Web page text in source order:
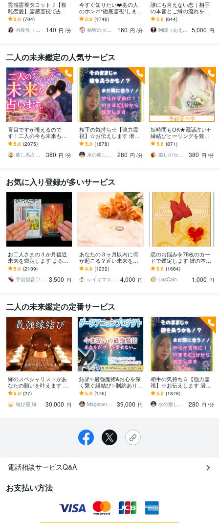
霊感霊視タロット☽【複
雑恋愛】霊感霊視で占い
ます 【浮気・三角関係】
複雑な恋愛の悩みを解決
に導く霊感タロット
5.0 (704)
月夜見（つくよみ）☾霊感タロット占い師
140 円 /分
今すぐ知りたい❤️あの人
のホンネ*徹底霊視*します
どんなに届かない想い
も、まるごと受け止めて
読み解く占い✨
5.0 (1746)
秘密のタロット♡ひより
160 円 /分
誰にも言えない恋｜相手
の本音とご縁の流れを視
ます 総販売数2,000件以上
｜誰にも言えない気持ち
に寄り添います
5.0 (644)
阿閻（あえん）
5,000 円
二人の未来鑑定の人気サービス
盲目ですが視えるので
す！二人の今も未来もひ
らきます 二人の行き着く
先を視たうえで一番幸せ
なご縁の結び方へ導きま
5.0 (2075)
癒し系占い師 まるタロー
380 円 /分
相手の気持ち☆【強力霊
視】☆お伝えします 潜在
意識・魂の声を読み解き
お相手の本音を明かしま
す
5.0 (1878)
水の癒し手 魂の救済 Aqua Ray
280 円 /分
予約受付中
短時間もOK★電話占い➕
縁結びヒーリングを致し
ます 霊感☆タロット☆占
星術☆縁結びヒーリング
の嬉しいセット♡
5.0 (871)
癒しのセラピーサロン☪️セレイ
380 円 /分
お気に入り登録が多いサービス
お二人さまの３か月後近
未来を鑑定します まるで
対面鑑定★アナタだけの
特別な本気動画をお届け
します
5.0 (2139)
宇宙観音♡白風結唯水
3,500 円
あなたの３ヶ月以内に何
が起こる？近い未来を視
ます あなたのハイヤーセ
ルフに繋がり今後どうな
るのかをリーディング
4.9 (1232)
レイキマスター琴
4,000 円
恋のお悩みを78枚のカー
ドで鑑定します 彼の本
音・恋の行方が気になる
あなたへ
5.0 (1684)
LosCalo
1,000 円
二人の未来鑑定の定番サービス
縁のスペシャリストがあ
なたの願いを叶えます ～
より愛される未来へ導き
ます～
5.0 (27)
結び屋 縁
30,000 円
結界✨最強魔術&お心を深
く繋ぐ縁結び✨制約ありま
す ダークアニョンプロテ
クト✨結界&愛情引き寄せ
✨心願成就✨
5.0 (176)
Magician✨of Love♡みつき
39,000 円
相手の気持ち☆【強力霊
視】☆お伝えします 潜在
意識・魂の声を読み解き
お相手の本音を明かしま
す
5.0 (1878)
水の癒し手 魂の救済 Aqua Ray
280 円 /分
電話相談サービスQ&A
お支払い方法